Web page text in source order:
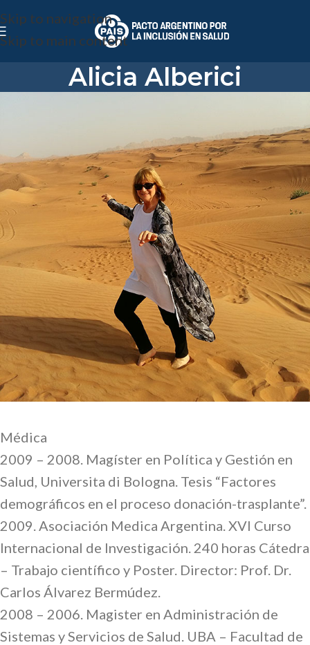
Skip to navigation
Skip to main content
Alicia Alberici
Médica
2009 – 2008. Magíster en Política y Gestión en
Salud, Universita di Bologna. Tesis “Factores
demográficos en el proceso donación-trasplante”.
2009. Asociación Medica Argentina. XVI Curso
Internacional de Investigación. 240 horas Cátedra
– Trabajo científico y Poster. Director: Prof. Dr.
Carlos Álvarez Bermúdez.
2008 – 2006. Magister en Administración de
Sistemas y Servicios de Salud. UBA – Facultad de